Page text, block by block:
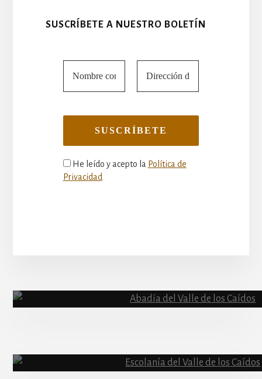
SUSCRÍBETE A NUESTRO BOLETÍN
He leído y acepto la Política de
Privacidad
Content